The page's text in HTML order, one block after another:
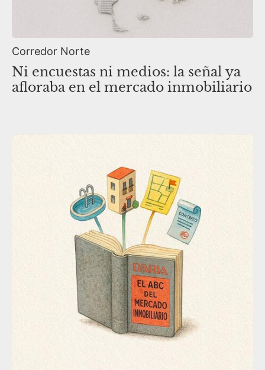
Corredor Norte
Ni encuestas ni medios: la señal ya
afloraba en el mercado inmobiliario